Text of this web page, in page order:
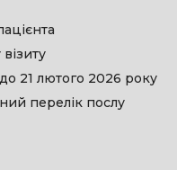
21 лютого 2026 року
перелік послу